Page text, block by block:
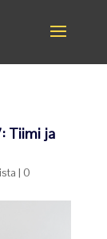
Tiimi ja
| 0